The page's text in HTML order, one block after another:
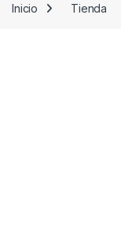
Inicio Tienda